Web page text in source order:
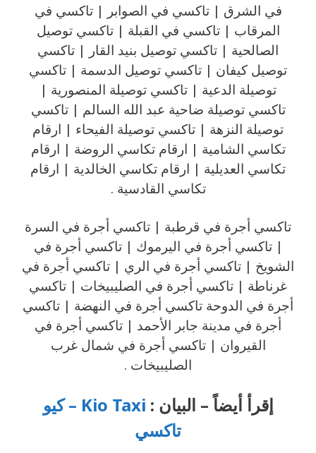
في الشرق | تاكسي في الصوابر | تاكسي في
المرقاب | تاكسي في القبلة | تاكسي توصيل
الصالحية | تاكسي توصيل بنيد القار | تاكسي
توصيل كيفان | تاكسي توصيل الدسمة | تاكسي
توصيلة الدعية | تاكسي توصيلة المنصورية |
تاكسي توصيلة ضاحية عبد الله السالم | تاكسي
توصيلة النزهة | تاكسي توصيلة الفيحاء | ارقام
تكاسي الشامية | ارقام تكاسي الروضة | ارقام
تكاسي العديلية | ارقام تكاسي الخالدية | ارقام
تكاسي القادسية .
تاكسي أجرة في قرطبة | تاكسي أجرة في السرة
| تاكسي أجرة في اليرموك | تاكسي أجرة في
الشويخ | تاكسي أجرة في الري | تاكسي أجرة في
غرناطة | تاكسي أجرة في الصليبيخات | تاكسي
أجرة في الدوحة تاكسي أجرة في النهضة | تاكسي
أجرة في مدينة جابر الأحمد | تاكسي أجرة في
القيروان | تاكسي أجرة في شمال غرب
الصليبيخات .
إقرأ أيضاً – البيان :
Kio Taxi – كيو
تاكسي